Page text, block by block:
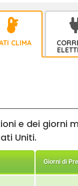
CLIMA
e dei giorni
Uniti.
Giorni di